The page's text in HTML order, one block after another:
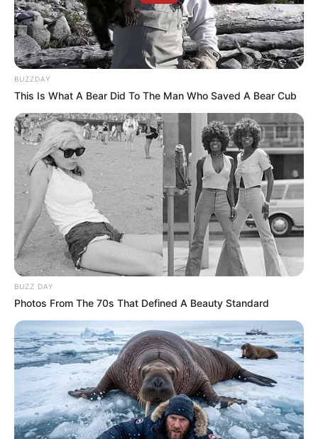
BUZZDAY
This Is What A Bear Did To The Man Who Saved A Bear Cub
BUZZ DAY
Photos From The 70s That Defined A Beauty Standard